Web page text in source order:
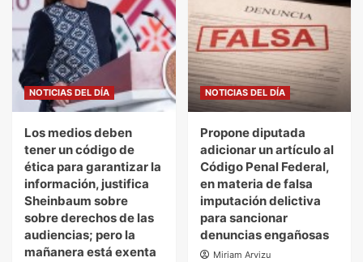
NOTICIAS DEL DÍA
Los medios deben
tener un código de
ética para garantizar la
información, justifica
Sheinbaum sobre
sobre derechos de las
audiencias; pero la
mañanera está exenta
NOTICIAS DEL DÍA
Propone diputada
adicionar un artículo al
Código Penal Federal,
en materia de falsa
imputación delictiva
para sancionar
denuncias engañosas
Miriam Arvizu